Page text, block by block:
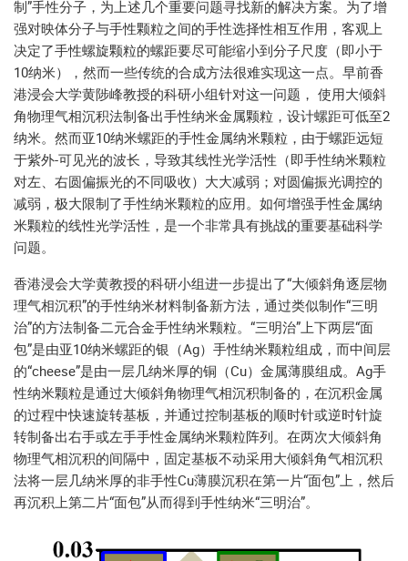
制”手性分子，为上述几个重要问题寻找新的解决方案。为了增
强对映体分子与手性颗粒之间的手性选择性相互作用，客观上
决定了手性螺旋颗粒的螺距要尽可能缩小到分子尺度（即小于
10纳米），然而一些传统的合成方法很难实现这一点。早前香
港浸会大学黄陟峰教授的科研小组针对这一问题， 使用大倾斜
角物理气相沉积法制备出手性纳米金属颗粒，设计螺距可低至2
纳米。然而亚10纳米螺距的手性金属纳米颗粒，由于螺距远短
于紫外-可见光的波长，导致其线性光学活性（即手性纳米颗粒
对左、右圆偏振光的不同吸收）大大减弱；对圆偏振光调控的
减弱，极大限制了手性纳米颗粒的应用。如何增强手性金属纳
米颗粒的线性光学活性，是一个非常具有挑战的重要基础科学
问题。
香港浸会大学黄教授的科研小组进一步提出了“大倾斜角逐层物
理气相沉积”的手性纳米材料制备新方法，通过类似制作“三明
治”的方法制备二元合金手性纳米颗粒。“三明治”上下两层“面
包”是由亚10纳米螺距的银（Ag）手性纳米颗粒组成，而中间层
的“cheese”是由一层几纳米厚的铜（Cu）金属薄膜组成。Ag手
性纳米颗粒是通过大倾斜角物理气相沉积制备的，在沉积金属
的过程中快速旋转基板，并通过控制基板的顺时针或逆时针旋
转制备出右手或左手手性金属纳米颗粒阵列。在两次大倾斜角
物理气相沉积的间隔中，固定基板不动采用大倾斜角气相沉积
法将一层几纳米厚的非手性Cu薄膜沉积在第一片“面包”上，然后
再沉积上第二片“面包”从而得到手性纳米“三明治”。